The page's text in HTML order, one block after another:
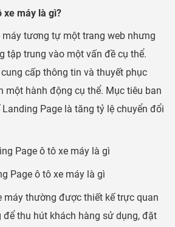
xe máy là gì?
máy tương tự một trang web nhưng
tập trung vào một vấn đề cụ thể.
cấp thông tin và thuyết phục
một hành động cụ thể. Mục tiêu ban
Page là tăng tỷ lệ chuyển đổi
Page ô tô xe máy là gì
máy thường được thiết kế trực quan
để thu hút khách hàng sử dụng, đặt